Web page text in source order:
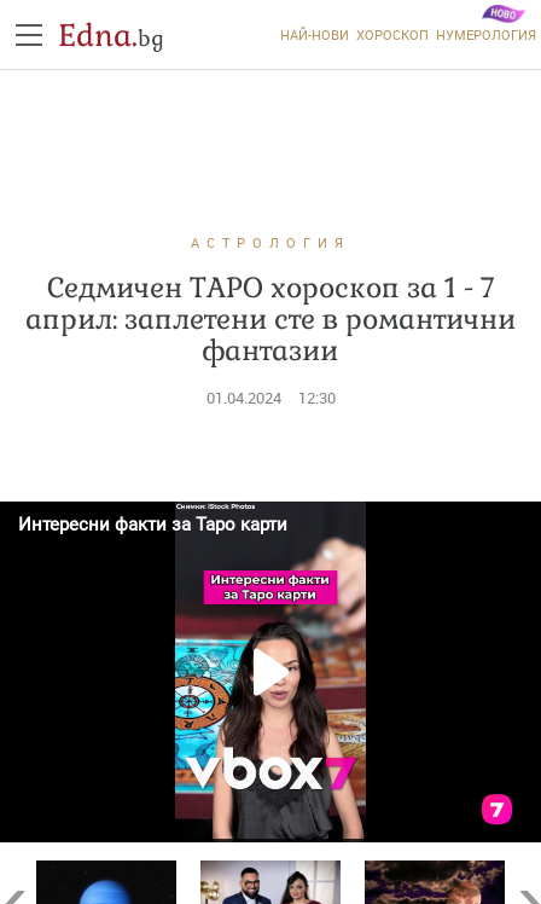
Edna.bg НАЙ-НОВИ ХОРОСКОП НУМЕРОЛОГИЯ
АСТРОЛОГИЯ
Седмичен ТАРО хороскоп за 1 - 7
април: заплетени сте в романтични
фантазии
01.04.2024 12:30